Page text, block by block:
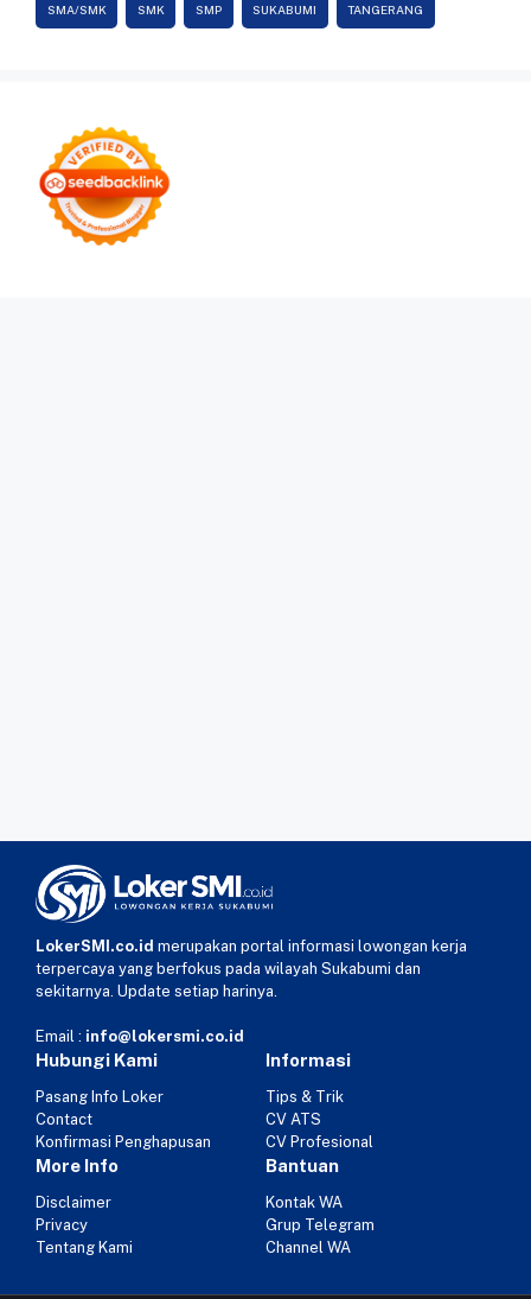
SMA/SMK SMK SMP SUKABUMI TANGERANG
LokerSMI.co.id merupakan portal informasi lowongan kerja
terpercaya yang berfokus pada wilayah Sukabumi dan
sekitarnya. Update setiap harinya.
Email : info@lokersmi.co.id
Hubungi Kami
Pasang Info Loker
Contact
Konfirmasi Penghapusan
Informasi
Tips & Trik
CV ATS
CV Profesional
More Info
Disclaimer
Privacy
Tentang Kami
Bantuan
Kontak WA
Grup Telegram
Channel WA